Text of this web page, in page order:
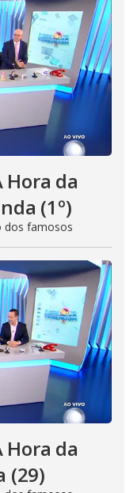
da
(1º)
dos famosos
da
(29)